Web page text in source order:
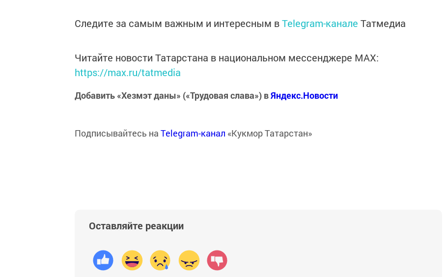
Следите за самым важным и интересным вTelegram-канале Татмедиа
Читайте новости Татарстана в национальном мессенджере MАХ:
https://max.ru/tatmedia
Добавить «Хезмэт даны» («Трудовая слава») вЯндекс.Новости
Подписывайтесь на Telegram-канал «Кукмор Татарстан»
Оставляйте реакции